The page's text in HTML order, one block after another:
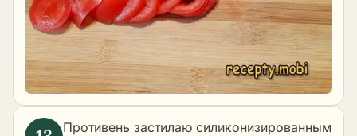
Противень застилаю силиконизированным